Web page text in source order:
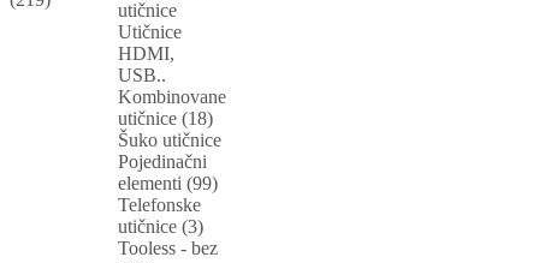
utičnice
Utičnice
HDMI,
USB..
Kombinovane
utičnice (18)
Šuko utičnice
Pojedinačni
elementi (99)
Telefonske
utičnice (3)
Tooless - bez